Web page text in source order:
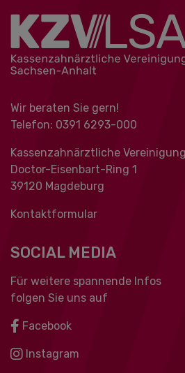
Wir beraten Sie gern!
Telefon: 0391 ‍6293-000
Kassenzahnärztliche
Doctor-Eisenbart-Ring 1
39120 Magdeburg
Kontaktformular
SOCIAL MEDIA
Für weitere spannende Infos
folgen Sie uns auf
Facebook
Instagram